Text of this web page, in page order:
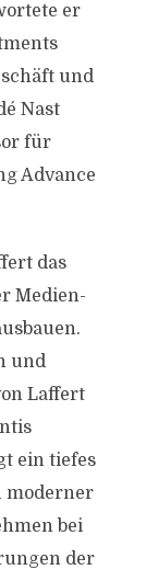
er
und
Nast
für
Advance
das
Medien-
und
Laffert
ein tiefes
moderner
bei
der